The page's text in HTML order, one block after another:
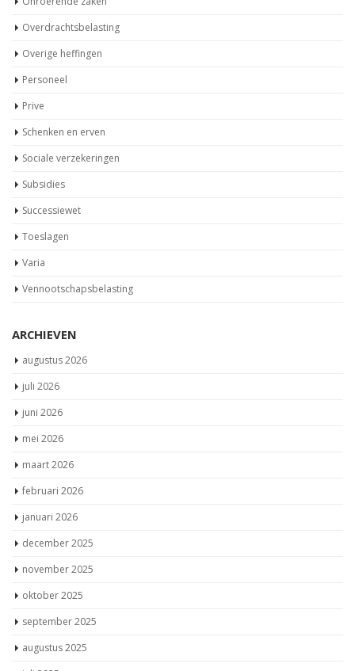
Overdrachtsbelasting
Overige heffingen
Personeel
Prive
Schenken en erven
Sociale verzekeringen
Subsidies
Successiewet
Toeslagen
Varia
Vennootschapsbelasting
ARCHIEVEN
augustus 2026
juli 2026
juni 2026
mei 2026
maart 2026
februari 2026
januari 2026
december 2025
november 2025
oktober 2025
september 2025
augustus 2025